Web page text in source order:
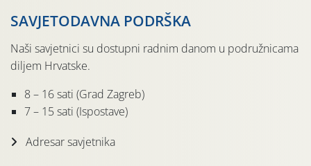
SAVJETODAVNA PODRŠKA
Naši savjetnici su dostupni radnim danom u podružnicama
diljem Hrvatske.
8 – 16 sati (Grad Zagreb)
7 – 15 sati (Ispostave)
Adresar savjetnika